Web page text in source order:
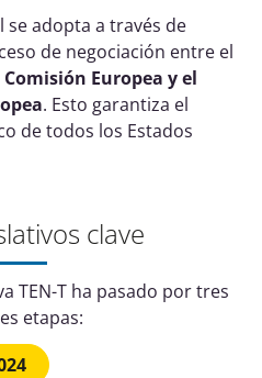
se adopta a través de
de negociación entre el
Europea y el
. Esto garantiza el
de todos los Estados
clave
TEN-T ha pasado por tres
etapas: